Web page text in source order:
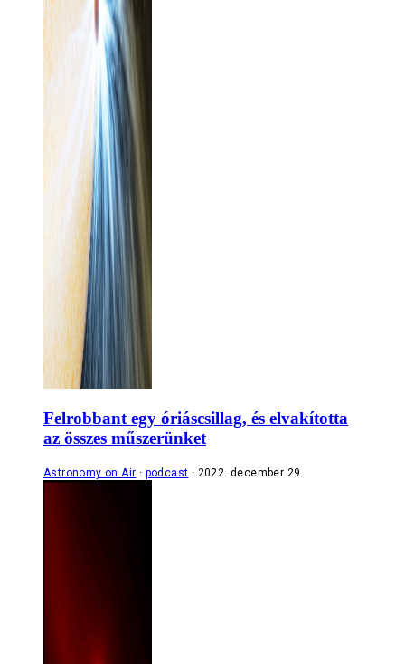
Felrobbant egy óriáscsillag, és elvakította
az összes műszerünket
Astronomy on Air podcast 2022. december 29.